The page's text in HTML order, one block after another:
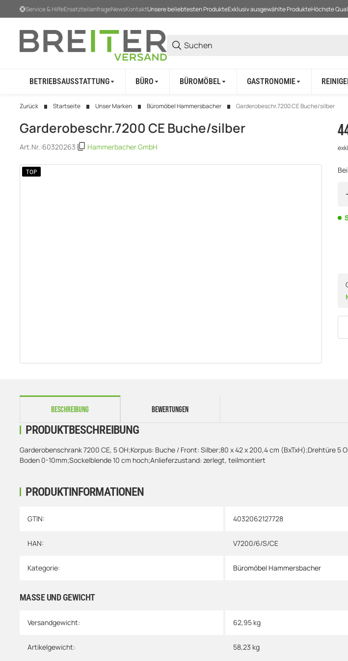
Service & HilfeErsatzteilanfrageNewsKontaktUnsere beliebtesten ProdukteExklusiv ausgewählte ProdukteHöchste
BETRIEBSAUSSTATTUNG BÜRO BÜROMÖBEL GASTRONOMIE
Zurück Startseite Unser Marken Büromöbel Hammersbacher Garderobeschr.7200 CE Buche/silber
Hammerbacher GmbH
Garderobeschr.7200 CE Buche/silber
Art.Nr.:60320263
TOP
BESCHREIBUNG BEWERTUNGEN
PRODUKTINFORMATIONEN
Produkteigenschaft
Wert
GTIN: 4032062127728
HAN: V7200/6/S/CE
Kategorie: Büromöbel Hammersbacher
MASSE UND GEWICHT
Versandgewicht: 62,95 kg
Artikelgewicht: 58,23 kg
PRODUKTBESCHREIBUNG
Garderobenschrank 7200 CE, 5 OH;Korpus: Buche / Front: Silber;80 x 42 x 200,4 cm (BxTxH);Drehtüre
Boden 0-10mm;Sockelblende 10 cm hoch;Anlieferzustand: zerlegt, teilmontiert